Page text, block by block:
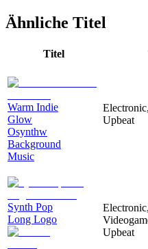
Ähnliche Titel
Titel
Warm Indie
Glow
Osynthw
Background
Music
Upbeat
Synth Pop
Long Logo
Upbeat